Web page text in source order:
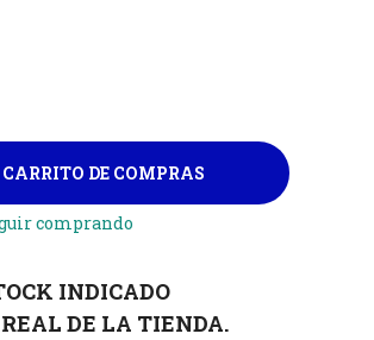
comprando
INDICADO
DE LA TIENDA.